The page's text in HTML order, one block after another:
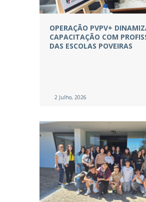
OPERAÇÃO PVPV+
CAPACITAÇÃO COM
DAS ESCOLAS POVEIRAS
2 Julho, 2026